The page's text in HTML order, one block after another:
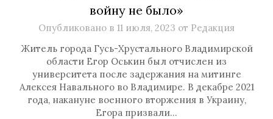
войну не было»
Опубликовано в 11 июля, 2023 от Редакция
Житель города Гусь-Хрустального Владимирской
области Егор Оськин был отчислен из
университета после задержания на митинге
Алексея Навального во Владимире. В декабре 2021
года, накануне военного вторжения в Украину,
Егора призвали…